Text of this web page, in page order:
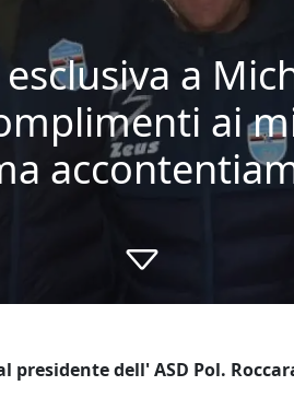
a
ai
presidente dell' ASD Pol.